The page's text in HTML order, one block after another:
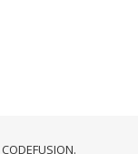
CODEFUSION.